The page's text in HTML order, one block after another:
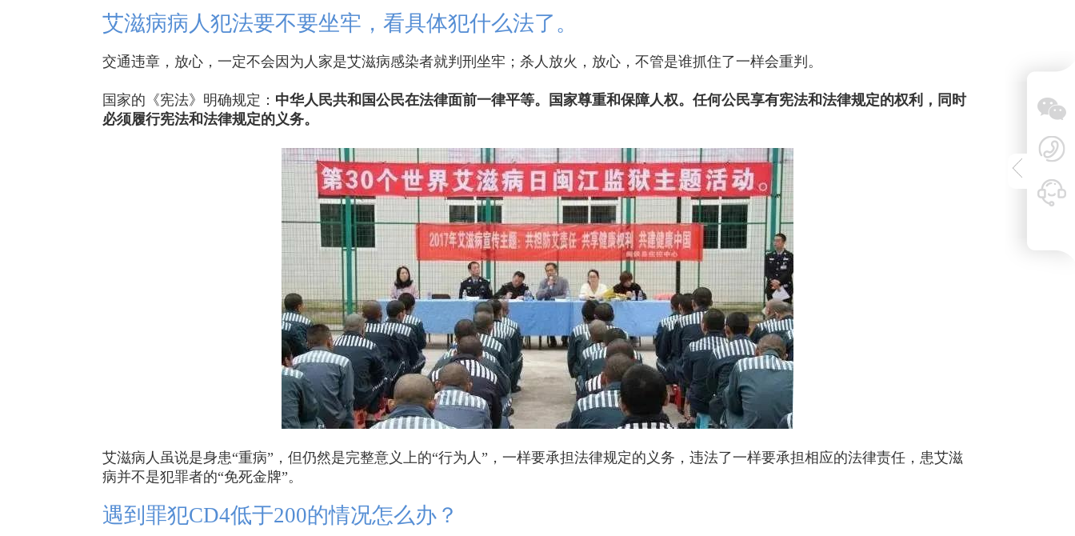
艾滋病病人犯法要不要坐牢，看具体犯什么法了。
交通违章，放心，一定不会因为人家是艾滋病感染者就判刑坐牢；杀人放火，放心，不管是谁抓住了一样会重判。
国家的《宪法》明确规定： 中华人民共和国公民在法律面前一律平等。国家尊重和保障人权。任何公民享有宪法和法律规定的权利，同时
必须履行宪法和法律规定的义务。
艾滋病人虽说是身患“重病”，但仍然是完整意义上的“行为人”，一样要承担法律规定的义务，违法了一样要承担相应的法律责任，患艾滋
病并不是犯罪者的“免死金牌”。
遇到罪犯CD4低于200的情况怎么办？